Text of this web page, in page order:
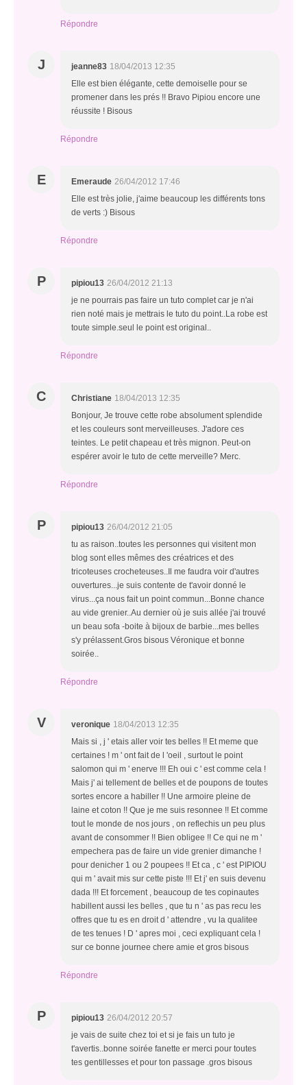
Répondre
J jeanne83 18/04/2013 12:35
Elle est bien élégante, cette demoiselle pour se
promener dans les prés !! Bravo Pipiou encore une
réussite ! Bisous
Répondre
E Emeraude 26/04/2012 17:46
Elle est très jolie, j'aime beaucoup les différents tons
de verts :) Bisous
Répondre
P pipiou13 26/04/2012 21:13
je ne pourrais pas faire un tuto complet car je n'ai
rien noté mais je mettrais le tuto du point..La robe est
toute simple.seul le point est original..
Répondre
C Christiane 18/04/2013 12:35
Bonjour, Je trouve cette robe absolument splendide
et les couleurs sont merveilleuses. J'adore ces
teintes. Le petit chapeau et très mignon. Peut-on
espérer avoir le tuto de cette merveille? Merc.
Répondre
P pipiou13 26/04/2012 21:05
tu as raison..toutes les personnes qui visitent mon
blog sont elles mêmes des créatrices et des
tricoteuses crocheteuses..Il me faudra voir d'autres
ouvertures...je suis contente de t'avoir donné le
virus...ça nous fait un point commun...Bonne chance
au vide grenier..Au dernier où je suis allée j'ai trouvé
un beau sofa -boite à bijoux de barbie...mes belles
s'y prélassent.Gros bisous Véronique et bonne
soirée..
Répondre
V veronique 18/04/2013 12:35
Mais si , j ' etais aller voir tes belles !! Et meme que
certaines ! m ' ont fait de l 'oeil , surtout le point
salomon qui m ' enerve !!! Eh oui c ' est comme cela !
Mais j' ai tellement de belles et de poupons de toutes
sortes encore a habiller !! Une armoire pleine de
laine et coton !! Que je me suis resonnee !! Et comme
tout le monde de nos jours , on reflechis un peu plus
avant de consommer !! Bien obligee !! Ce qui ne m '
empechera pas de faire un vide grenier dimanche !
pour denicher 1 ou 2 poupees !! Et ca , c ' est PIPIOU
qui m ' avait mis sur cette piste !!! Et j' en suis devenu
dada !!! Et forcement , beaucoup de tes copinautes
habillent aussi les belles , que tu n ' as pas recu les
offres que tu es en droit d ' attendre , vu la qualitee
de tes tenues ! D ' apres moi , ceci expliquant cela !
sur ce bonne journee chere amie et gros bisous
Répondre
P pipiou13 26/04/2012 20:57
je vais de suite chez toi et si je fais un tuto je
t'avertis..bonne soirée fanette er merci pour toutes
tes gentillesses et pour ton passage .gros bisous